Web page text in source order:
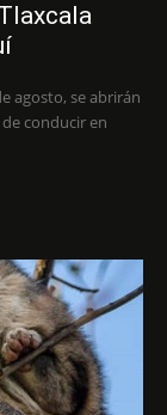
agosto, se abrirán
conducir en